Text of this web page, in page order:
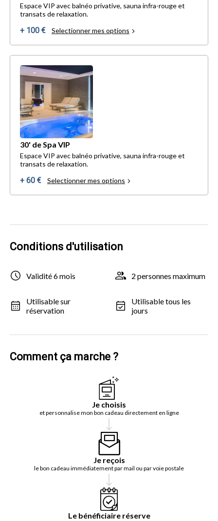
Espace VIP avec balnéo privative, sauna infra-rouge et
transats de relaxation.
+ 100 € Selectionner mes options
30' de Spa VIP
Espace VIP avec balnéo privative, sauna infra-rouge et
transats de relaxation.
+ 60 € Selectionner mes options
Conditions d'utilisation
Validité 6 mois 2 personnes maximum
Utilisable sur
réservation
Utilisable tous les
jours
Comment ça marche ?
Je choisis
et personnalise mon bon cadeau directement en ligne
Je reçois
le bon cadeau immédiatement par mail ou par voie postale
Le bénéficiaire réserve